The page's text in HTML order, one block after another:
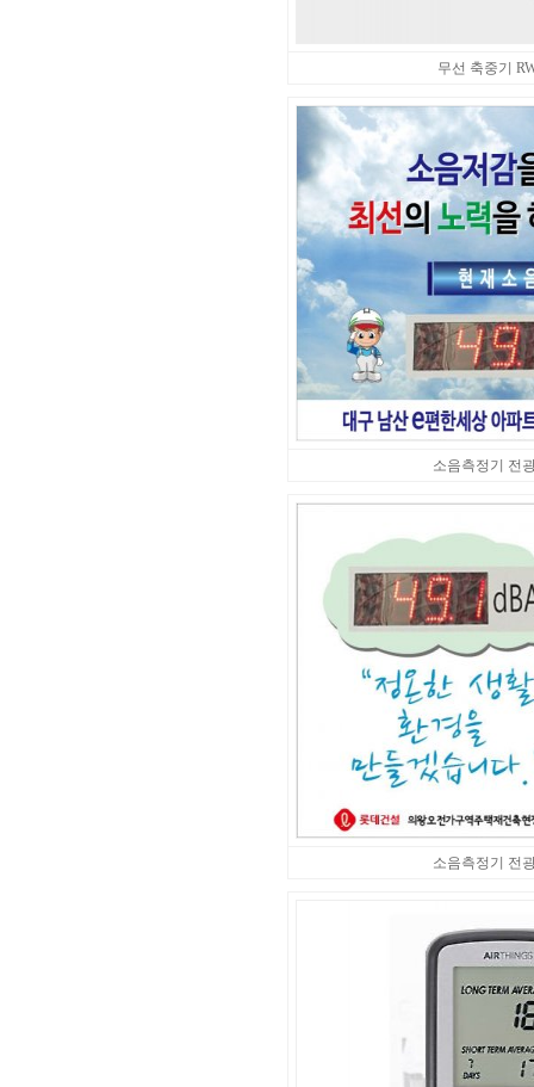
무선 축중기
소음측정기 전
소음측정기 전